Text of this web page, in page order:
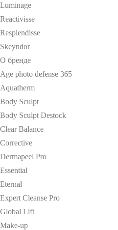
Luminage
Reactivisse
Resplendisse
Skeyndor
О бренде
Age photo defense 365
Aquatherm
Body Sculpt
Body Sculpt Destock
Clear Balance
Corrective
Dermapeel Pro
Essential
Eternal
Expert Cleanse Pro
Global Lift
Make-up